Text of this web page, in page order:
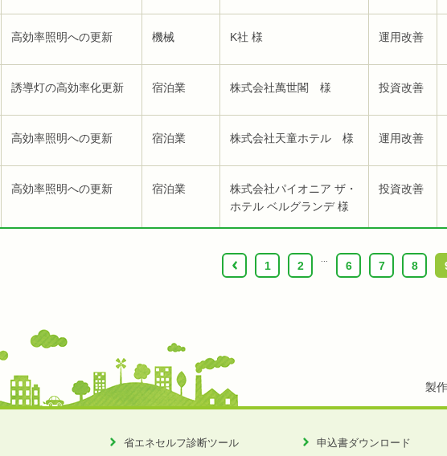
高効率照明への更新 機械 K社 様 運用改善
誘導灯の高効率化更新 宿泊業 株式会社萬世閣 様 投資改善
高効率照明への更新 宿泊業 株式会社天童ホテル 様 運用改善
高効率照明への更新 宿泊業
株式会社パイオニア ザ・
ホテル ベルグランデ 様
投資改善
‹ 1 2 6 7 8
製
省エネセルフ診断ツール
申込書ダウンロード